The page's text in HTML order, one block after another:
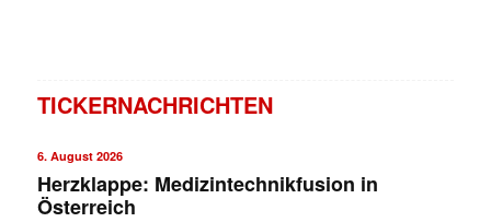
TICKERNACHRICHTEN
6. August 2026
Herzklappe: Medizintechnikfusion in
Österreich